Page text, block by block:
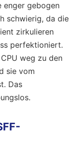
enger gebogen
schwierig, da die
zirkulieren
perfektioniert.
weg zu den
sie vom
Das